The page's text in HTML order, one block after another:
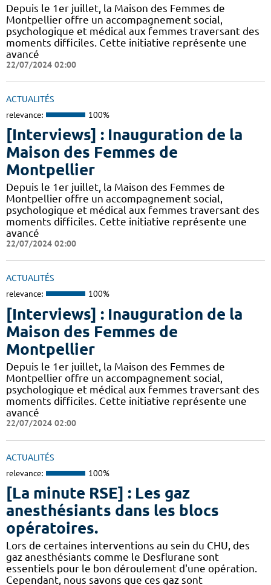
Depuis le 1er juillet, la Maison des Femmes de
Montpellier offre un accompagnement social,
psychologique et médical aux femmes traversant des
moments difficiles. Cette initiative représente une
avancé
22/07/2024 02:00
ACTUALITÉS
relevance: 100%
[Interviews] : Inauguration de la
Maison des Femmes de
Montpellier
Depuis le 1er juillet, la Maison des Femmes de
Montpellier offre un accompagnement social,
psychologique et médical aux femmes traversant des
moments difficiles. Cette initiative représente une
avancé
22/07/2024 02:00
ACTUALITÉS
relevance: 100%
[Interviews] : Inauguration de la
Maison des Femmes de
Montpellier
Depuis le 1er juillet, la Maison des Femmes de
Montpellier offre un accompagnement social,
psychologique et médical aux femmes traversant des
moments difficiles. Cette initiative représente une
avancé
22/07/2024 02:00
ACTUALITÉS
relevance: 100%
[La minute RSE] : Les gaz
anesthésiants dans les blocs
opératoires.
​​Lors de certaines interventions au sein du CHU, des
gaz anesthésiants comme le Desflurane sont
essentiels pour le bon déroulement d'une opération.
Cependant, nous savons que ces gaz sont